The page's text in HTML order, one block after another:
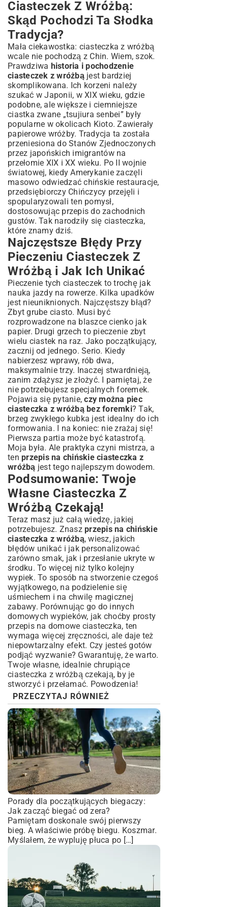
Ciasteczek Z Wróżbą:
Skąd Pochodzi Ta Słodka
Tradycja?
Mała ciekawostka: ciasteczka z wróżbą
wcale nie pochodzą z Chin. Wiem, szok.
Prawdziwa historia i pochodzenie
ciasteczek z wróżbąjest bardziej
skomplikowana. Ich korzeni należy
szukać w Japonii, w XIX wieku, gdzie
podobne, ale większe i ciemniejsze
ciastka zwane „tsujiura senbei” były
popularne w okolicach Kioto. Zawierały
papierowe wróżby. Tradycja ta została
przeniesiona do Stanów Zjednoczonych
przez japońskich imigrantów na
przełomie XIX i XX wieku. Po II wojnie
światowej, kiedy Amerykanie zaczęli
masowo odwiedzać chińskie restauracje,
przedsiębiorczy Chińczycy przejęli i
spopularyzowali ten pomysł,
dostosowując przepis do zachodnich
gustów. Tak narodziły się ciasteczka,
które znamy dziś.
Najczęstsze Błędy Przy
Pieczeniu Ciasteczek Z
Wróżbą i Jak Ich Unikać
Pieczenie tych ciasteczek to trochę jak
nauka jazdy na rowerze. Kilka upadków
jest nieuniknionych. Najczęstszy błąd?
Zbyt grube ciasto. Musi być
rozprowadzone na blaszce cienko jak
papier. Drugi grzech to pieczenie zbyt
wielu ciastek na raz. Jako początkujący,
zacznij od jednego. Serio. Kiedy
nabierzesz wprawy, rób dwa,
maksymalnie trzy. Inaczej stwardnieją,
zanim zdążysz je złożyć. I pamiętaj, że
nie potrzebujesz specjalnych foremek.
Pojawia się pytanie,czy można piec
ciasteczka z wróżbą bez foremki? Tak,
brzeg zwykłego kubka jest idealny do ich
formowania. I na koniec: nie zrażaj się!
Pierwsza partia może być katastrofą.
Moja była. Ale praktyka czyni mistrza, a
ten przepis na chińskie ciasteczka z
wróżbą jest tego najlepszym dowodem.
Podsumowanie: Twoje
Własne Ciasteczka Z
Wróżbą Czekają!
Teraz masz już całą wiedzę, jakiej
potrzebujesz. Znasz przepis na chińskie
ciasteczka z wróżbą, wiesz, jakich
błędów unikać i jak personalizować
zarówno smak, jak i przesłanie ukryte w
środku. To więcej niż tylko kolejny
wypiek. To sposób na stworzenie czegoś
wyjątkowego, na podzielenie się
uśmiechem i na chwilę magicznej
zabawy. Porównując go do innych
domowych wypieków, jak choćby prosty
przepis na domowe ciasteczka, ten
wymaga więcej zręczności, ale daje też
niepowtarzalny efekt. Czy jesteś gotów
podjąć wyzwanie? Gwarantuję, że warto.
Twoje własne, idealnie chrupiące
ciasteczka z wróżbą czekają, by je
stworzyć i przełamać. Powodzenia!
PRZECZYTAJ RÓWNIEŻ
Porady dla początkujących biegaczy:
Jak zacząć biegać od zera?
Pamiętam doskonale swój pierwszy
bieg. A właściwie próbę biegu. Koszmar.
Myślałem, że wypluję płuca po […]